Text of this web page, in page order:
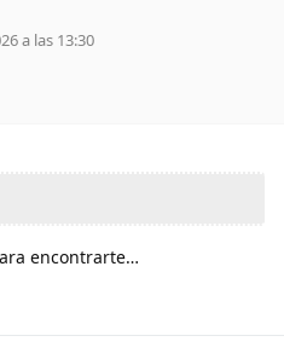
a las 13:30
encontrarte…